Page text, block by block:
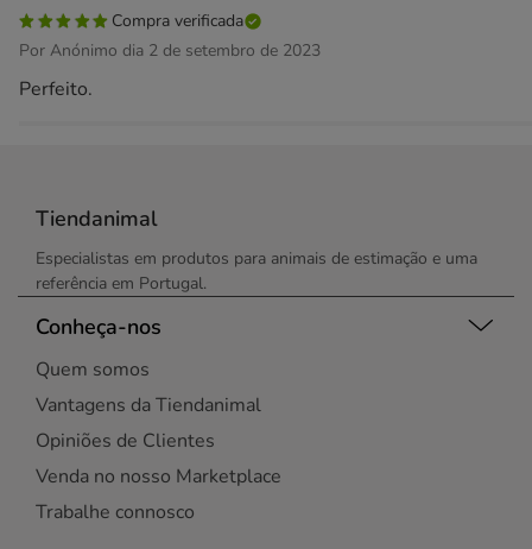
Compra verificada
Por Anónimo dia 2 de setembro de 2023
Perfeito.
Tiendanimal
Especialistas em produtos para animais de estimação e uma
referência em Portugal.
Conheça-nos
Quem somos
Vantagens da Tiendanimal
Opiniões de Clientes
Venda no nosso Marketplace
Trabalhe connosco